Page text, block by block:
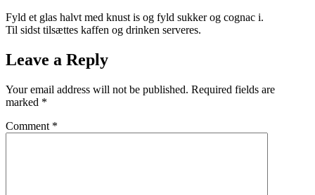
Fyld et glas halvt med knust is og fyld sukker og cognac i.
Til sidst tilsættes kaffen og drinken serveres.
Leave a Reply
Your email address will not be published. Required fields are
marked *
Comment *